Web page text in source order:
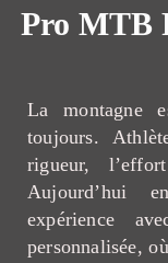
Pro MTB
La montagne
toujours.
rigueur,
Aujourd’hui
expérience
personnalisée,